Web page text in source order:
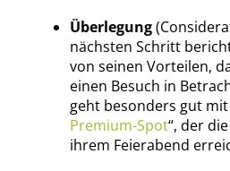
Überlegung
nächsten Schritt
von seinen Vorteilen,
einen Besuch in
geht besonders gut mit
Premium-Spot“, der
ihrem Feierabend